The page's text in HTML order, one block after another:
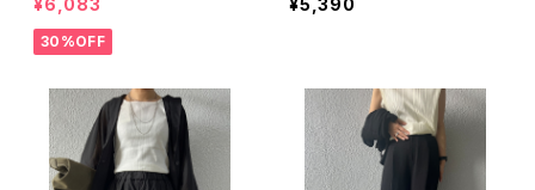
¥6,083
30%OFF
¥5,390